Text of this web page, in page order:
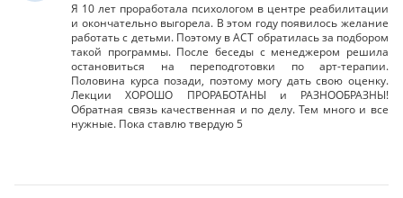
Я 10 лет проработала психологом в центре реабилитации
и окончательно выгорела. В этом году появилось желание
работать с детьми. Поэтому в АСТ обратилась за подбором
такой программы. После беседы с менеджером решила
остановиться на переподготовки по арт-терапии.
Половина курса позади, поэтому могу дать свою оценку.
Лекции ХОРОШО ПРОРАБОТАНЫ и РАЗНООБРАЗНЫ!
Обратная связь качественная и по делу. Тем много и все
нужные. Пока ставлю твердую 5